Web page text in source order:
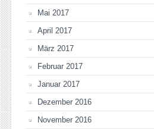
Mai 2017
April 2017
März 2017
Februar 2017
Januar 2017
Dezember 2016
November 2016